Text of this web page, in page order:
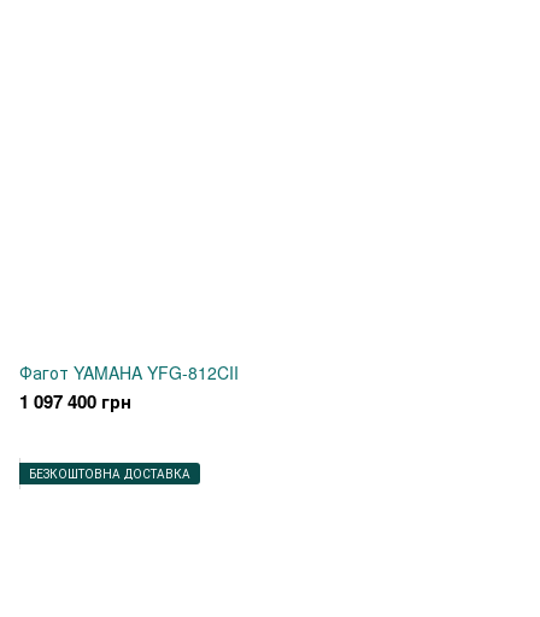
Фагот YAMAHA YFG-812CII
1 097 400 грн
БЕЗКОШТОВНА ДОСТАВКА